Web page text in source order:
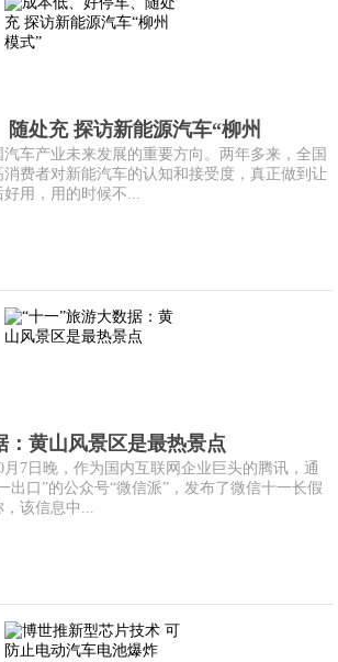
随处充 探访新能源汽车“柳州
车产业未来发展的重要方向。两年多来，全国
费者对新能汽车的认知和接受度，真正做到让
用，用的时候不...
：黄山风景区是最热景点
7日晚，作为国内互联网企业巨头的腾讯，通
出口”的公众号“微信派”，发布了微信十一长假
该信息中...